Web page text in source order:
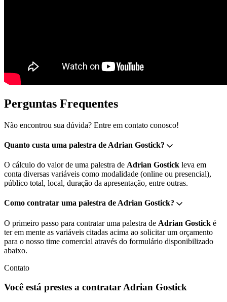
Perguntas Frequentes
Não encontrou sua dúvida? Entre em contato conosco!
Quanto custa uma palestra de Adrian Gostick?
O cálculo do valor de uma palestra de Adrian Gostick leva em
conta diversas variáveis como modalidade (online ou presencial),
público total, local, duração da apresentação, entre outras.
Como contratar uma palestra de Adrian Gostick?
O primeiro passo para contratar uma palestra de Adrian Gostick é
ter em mente as variáveis citadas acima ao solicitar um orçamento
para o nosso time comercial através do formulário disponibilizado
abaixo.
Contato
Você está prestes a contratar Adrian Gostick